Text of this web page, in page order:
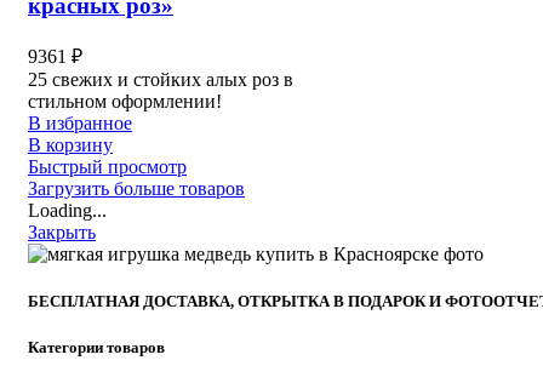
Закрыть
БЕСПЛАТНАЯ ДОСТАВКА, ОТКРЫТКА В ПОДАРОК И
Категории товаров
красных роз»
9361 ₽
25 свежих и стойких алых роз в
стильном оформлении!
В избранное
В корзину
Быстрый просмотр
Загрузить больше товаров
Loading...